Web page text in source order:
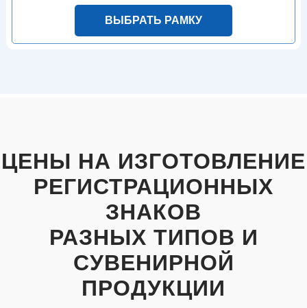
ВЫБРАТЬ РАМКУ
ЦЕНЫ НА ИЗГОТОВЛЕНИЕ
РЕГИСТРАЦИОННЫХ
ЗНАКОВ
РАЗНЫХ ТИПОВ И
СУВЕНИРНОЙ
ПРОДУКЦИИ